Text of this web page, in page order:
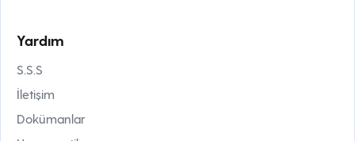
Yardım
S.S.S
İletişim
Dokümanlar